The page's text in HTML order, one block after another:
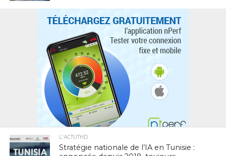
L'ACTUTHD
Stratégie nationale de l’IA en Tunisie :